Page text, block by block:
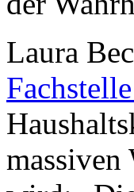
Laura
massiven